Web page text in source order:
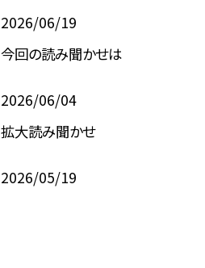
2026/06/19
今回の読み聞かせは
2026/06/04
拡大読み聞かせ
2026/05/19